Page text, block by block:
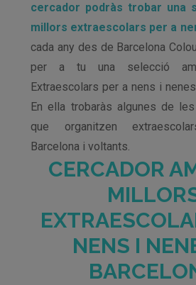
cercador podràs trobar una
millors extraescolars per a
cada any des de Barcelona
per a tu una selecció
Extraescolars per a nens i
En ella trobaràs algunes de
que organitzen
Barcelona i voltants.
CERCADOR
NENS I